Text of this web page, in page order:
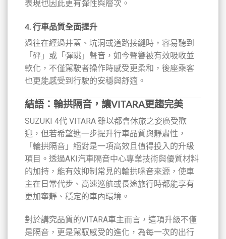
表現也因此更有彈性與層次。
4. 行車品質全面提升
過往在經過井蓋、坑洞或道路接縫時，容易聽到
「砰」或「彈跳」聲音，如今聲響被有效吸收並
軟化，不僅駕駛者操作時感受更柔和，後座乘客
也更能感受到行駛的安穩與舒適。
結語：輪拱隔音，讓VITARA更趨完美
SUZUKI 4代 VITARA 雖以都會休旅之姿廣受歡
迎，但若希望進一步提升行車品質與靜肅性，
「輪拱隔音」絕對是一項高效且值得投入的升級
項目。透過AKI汽車隔音中心專業技術與優質材料
的加持，能有效抑制常見的輪拱噪音來源，使車
主在日常代步、高速巡航或長途旅行時都能享有
更加寧靜、穩定的車內環境。
對於講究品質的VITARA車主而言，這項升級不僅
是隔音，更是駕馭感受的進化，為每一次的出行